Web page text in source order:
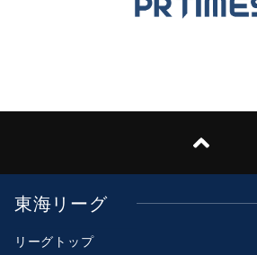
東海リーグ
リーグトップ